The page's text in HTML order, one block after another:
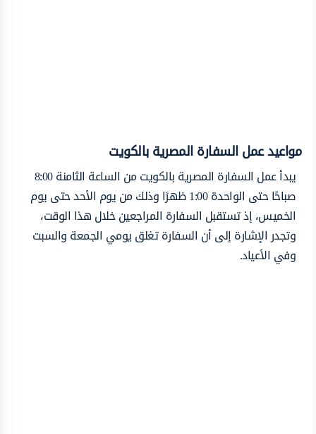
مواعيد عمل السفارة المصرية بالكويت
يبدأ عمل السفارة المصرية بالكويت من الساعة الثامنة 8:00
صباحًا حتى الواحدة 1:00 ظهرًا وذلك من يوم الأحد حتى يوم
الخميس، إذ تستقبل السفارة المراجعين خلال هذا الوقت،
وتجدر الإشارة إلى أن السفارة تغلق يومي الجمعة والسبت
وفي الأعياد.